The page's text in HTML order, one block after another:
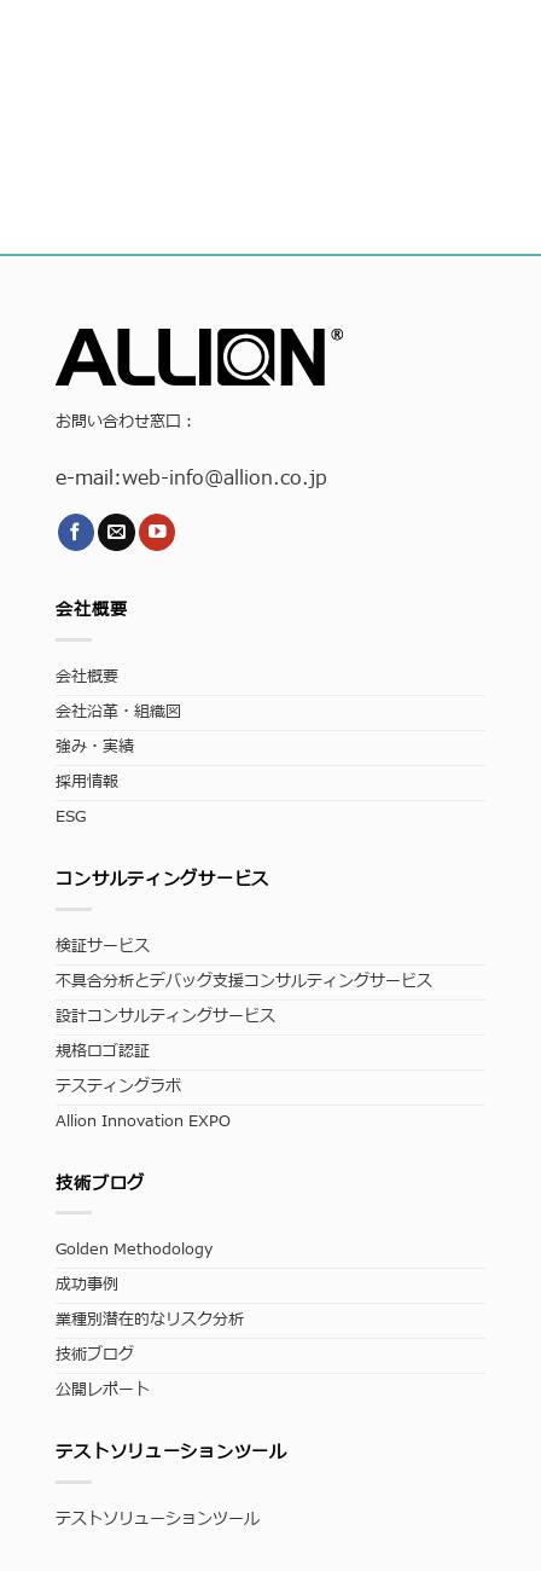
お問い合わせ窓口：
e-mail:web-info@allion.co.jp
会社概要
会社概要
会社沿革・組織図
強み・実績
採用情報
ESG
コンサルティングサービス
検証サービス
不具合分析とデバッグ支援コンサルティングサービス
設計コンサルティングサービス
規格ロゴ認証
テスティングラボ
Allion Innovation EXPO
技術ブログ
Golden Methodology
成功事例
業種別潜在的なリスク分析
技術ブログ
公開レポート
テストソリューションツール
テストソリューションツール